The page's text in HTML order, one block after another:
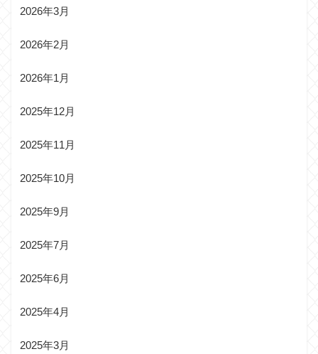
2026年3月
2026年2月
2026年1月
2025年12月
2025年11月
2025年10月
2025年9月
2025年7月
2025年6月
2025年4月
2025年3月